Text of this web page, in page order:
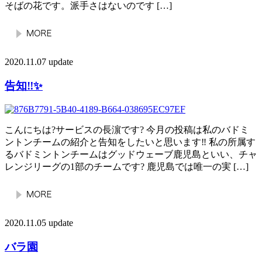
そばの花です。派手さはないのです […]
2020.11.07 update
告知‼️✨
こんにちは?サービスの長濵です? 今月の投稿は私のバドミ
ントンチームの紹介と告知をしたいと思います‼️ 私の所属す
るバドミントンチームはグッドウェーブ鹿児島といい、チャ
レンジリーグの1部のチームです? 鹿児島では唯一の実 […]
2020.11.05 update
バラ園